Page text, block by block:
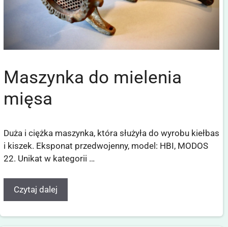
Maszynka do mielenia
mięsa
Duża i ciężka maszynka, która służyła do wyrobu kiełbas
i kiszek. Eksponat przedwojenny, model: HBI, MODOS
22. Unikat w kategorii …
Czytaj dalej